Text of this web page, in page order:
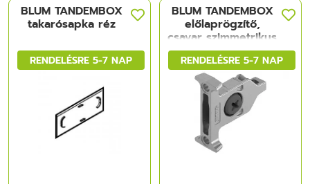
RENDELÉSRE 5-7 NAP
BLUM TANDEMBOX
takarósapka réz
RENDELÉSRE 5-7 NAP
BLUM TANDEMBOX
előlaprögzítő,
csavar szimmetrikus